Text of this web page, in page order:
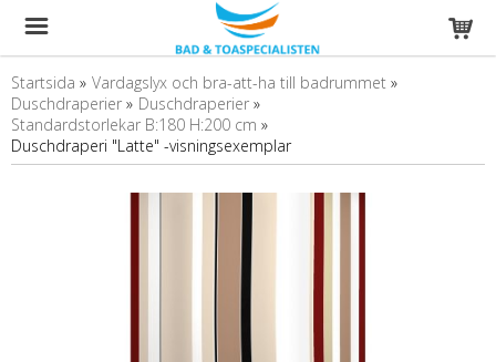
Startsida » Vardagslyx och bra-att-ha till badrummet »
Duschdraperier » Duschdraperier »
Standardstorlekar B:180 H:200 cm »
Duschdraperi "Latte" -visningsexemplar